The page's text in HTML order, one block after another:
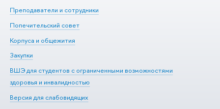
Преподаватели и сотрудники
Попечительский совет
Корпуса и общежития
Закупки
ВШЭ для студентов с ограниченными возможностями
здоровья и инвалидностью
Версия для слабовидящих